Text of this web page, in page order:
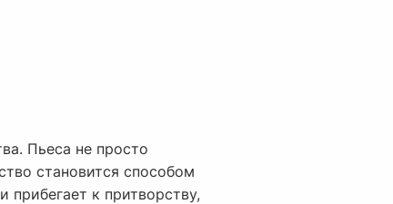
Пьеса не просто
становится способом
к притворству,